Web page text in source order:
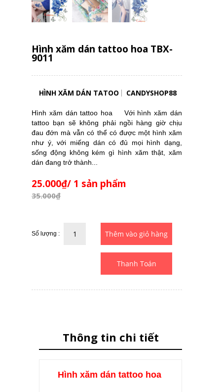
Hình xăm dán tattoo hoa TBX-
9011
HÌNH XĂM DÁN TATOO CANDYSHOP88
Hình xăm dán tattoo hoa Với hình xăm dán
tattoo bạn sẽ không phải ngồi hàng giờ chịu
đau đớn mà vẫn có thể có được một hình xăm
như ý, với miếng dán có đủ mọi hình dạng,
sống động không kém gì hình xăm thật, xăm
dán đang trở thành...
25.000₫/ 1 sản phẩm
35.000₫
Số lượng :
Thanh Toán
Thông tin chi tiết
Hình xăm dán tattoo hoa